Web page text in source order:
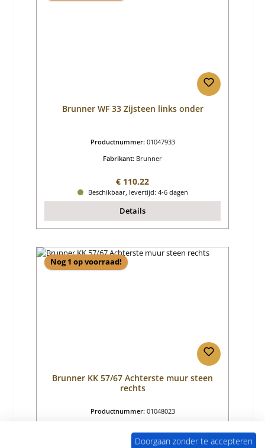
Brunner WF 33 Zijsteen links onder
Productnummer: 01047933
Fabrikant: Brunner
Normale prijs:
€ 110,22
Beschikbaar, levertijd: 4-6 dagen
Details
Nog 1 op voorraad!
Brunner KK 57/67 Achterste muur steen
rechts
Productnummer: 01048023
Doorgaan zonder te accepteren